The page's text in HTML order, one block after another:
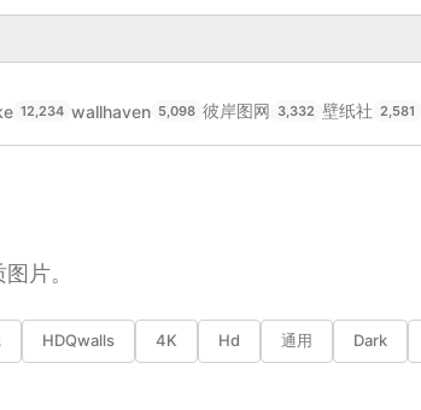
12,234 wallhaven 5,098 彼岸图网 3,332 壁纸社 2,581
片。
HDQwalls 4K Hd 通用 Dark